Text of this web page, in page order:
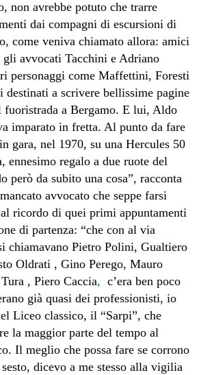
non avrebbe potuto che trarre
dai compagni di escursioni di
come veniva chiamato allora: amici
gli avvocati Tacchini e Adriano
personaggi come Maffettini, Foresti
destinati a scrivere bellissime pagine
fuoristrada a Bergamo. E lui, Aldo
imparato in fretta. Al punto da fare
gara, nel 1970, su una Hercules 50
ennesimo regalo a due ruote del
però da subito una cosa”, racconta
avvocato che seppe farsi
ricordo di quei primi appuntamenti
di partenza: “che con al via
chiamavano Pietro Polini, Gualtiero
Oldrati , Gino Perego, Mauro
, Piero Caccia, c’era ben poco
già quasi dei professionisti, io
Liceo classico, il “Sarpi”, che
la maggior parte del tempo al
Il meglio che possa fare se corrono
dicevo a me stesso alla vigilia